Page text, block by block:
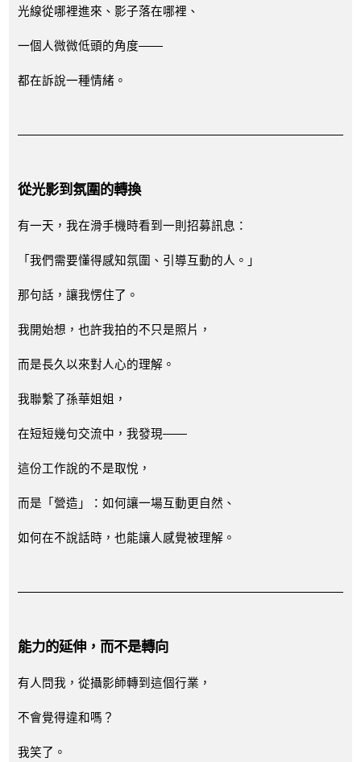
光線從哪裡進來、影子落在哪裡、
一個人微微低頭的角度——
都在訴說一種情緒。
從光影到氛圍的轉換
有一天，我在滑手機時看到一則招募訊息：
「我們需要懂得感知氛圍、引導互動的人。」
那句話，讓我愣住了。
我開始想，也許我拍的不只是照片，
而是長久以來對人心的理解。
我聯繫了孫華姐姐，
在短短幾句交流中，我發現——
這份工作說的不是取悅，
而是「營造」：如何讓一場互動更自然、
如何在不說話時，也能讓人感覺被理解。
能力的延伸，而不是轉向
有人問我，從攝影師轉到這個行業，
不會覺得違和嗎？
我笑了。